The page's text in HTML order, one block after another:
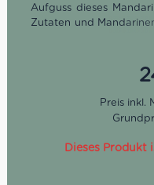
Aufguss dieses
Zutaten und
Gut gekühlt
Geruch: Nach
Mit
Dieses Produkt